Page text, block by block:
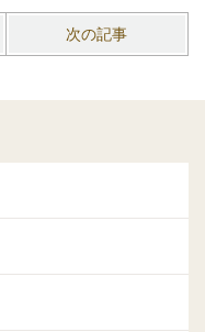
次の記事